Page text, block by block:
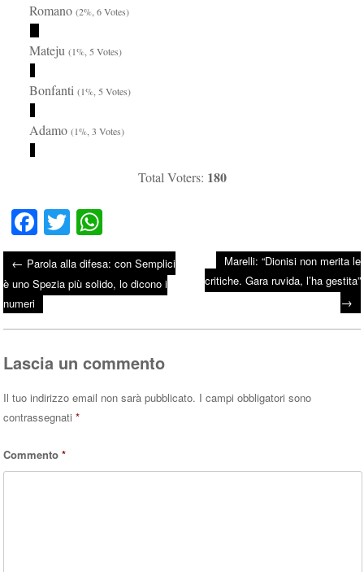
Romano(2%, 6 Votes)
Mateju(1%, 5 Votes)
Bonfanti(1%, 5 Votes)
Adamo(1%, 3 Votes)
Total Voters: 180
Fa
ce
bo
ok
T
wi
tte
r
ha
ts
A
pp
Post navigation
← Parola alla difesa: con Semplici
è uno Spezia più solido, lo dicono i
numeri
Marelli: “Dionisi non merita le
critiche. Gara ruvida, l’ha gestita”
→
Lascia un commento
Il tuo indirizzo email non sarà pubblicato. I campi obbligatori sono
contrassegnati*
Commento*